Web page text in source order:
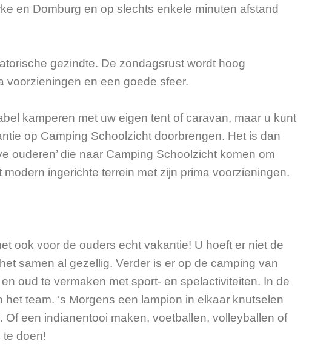
en Domburg en op slechts enkele minuten afstand
gezindte. De zondagsrust wordt hoog
voorzieningen en een goede sfeer.
kamperen met uw eigen tent of caravan, maar u kunt
op Camping Schoolzicht doorbrengen. Het is dan
ouderen’ die naar Camping Schoolzicht komen om
ingerichte terrein met zijn prima voorzieningen.
ook voor de ouders echt vakantie! U hoeft er niet de
samen al gezellig. Verder is er op de camping van
oud te vermaken met sport- en spelactiviteiten. In de
team. ‘s Morgens een lampion in elkaar knutselen
een indianentooi maken, voetballen, volleyballen of
doen!